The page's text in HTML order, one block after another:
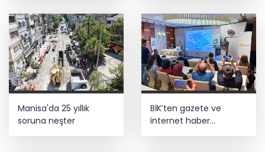
Manisa'da 25 yıllık
soruna neşter
BİK’ten gazete ve
internet haber